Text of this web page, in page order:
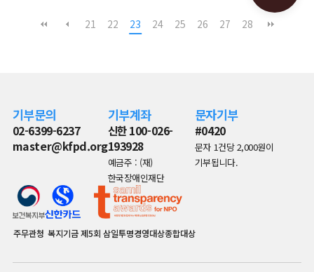
21 22 23 24 25 26 27 28
기부문의
02-6399-6237
master@kfpd.org
기부계좌
신한 100-026-
193928
예금주 : (재)
한국장애인재단
문자기부
#0420
문자 1건당 2,000원이
기부됩니다.
주무관청 복지기금제5회 삼일투명경영대상종합대상